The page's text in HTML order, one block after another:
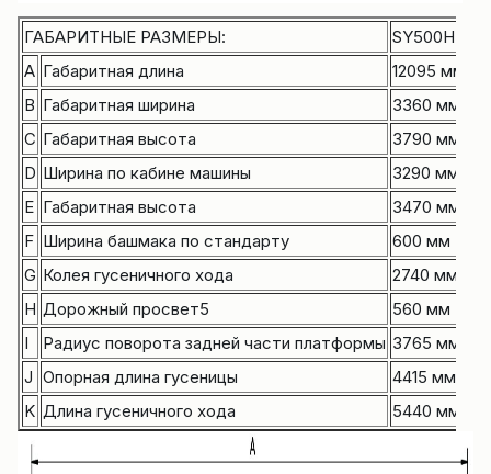
ГАБАРИТНЫЕ РАЗМЕРЫ:
SY500H
A Габаритная длина
12095 мм
B Габаритная ширина
3360 мм
C Габаритная высота
3790 мм
D Ширина по кабине машины
3290 мм
E Габаритная высота
3470 мм
F Ширина башмака по стандарту
600 мм
G Колея гусеничного хода
2740 мм
H Дорожный просвет5
560 мм
I
Радиус поворота задней части платформы 3765 мм
J Опорная длина гусеницы
4415 мм
K Длина гусеничного хода 5440 мм